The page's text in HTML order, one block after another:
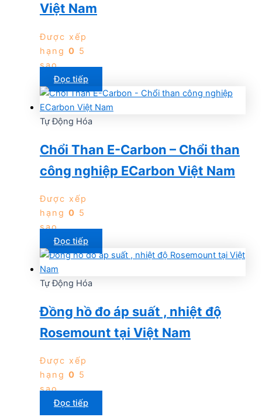
Việt Nam
Được xếp
hạng 0 5
sao
Đọc tiếp
Tự Động Hóa
Chổi Than E-Carbon – Chổi than
công nghiệp ECarbon Việt Nam
Được xếp
hạng 0 5
sao
Đọc tiếp
Tự Động Hóa
Đồng hồ đo áp suất , nhiệt độ
Rosemount tại Việt Nam
Được xếp
hạng 0 5
sao
Đọc tiếp